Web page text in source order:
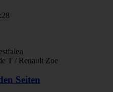
T / Renault Zoe
Seiten